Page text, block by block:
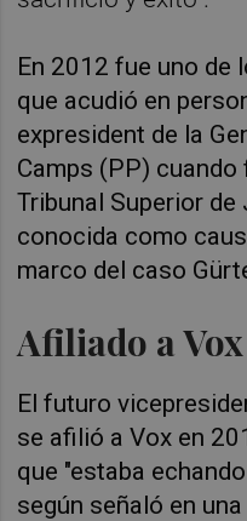
En 2012 fue uno de
que acudió en
expresident de la
Camps (PP)
Tribunal Superior
conocida como
marco del caso
Afiliado a
El futuro
se afilió a Vox en
que "estaba
según señaló en